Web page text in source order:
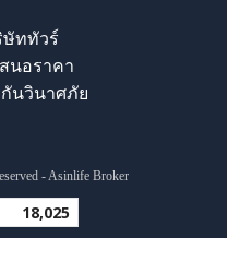
ษัททัวร์
นอราคา
นวินาศภัย
- Asinlife Broker
18,025